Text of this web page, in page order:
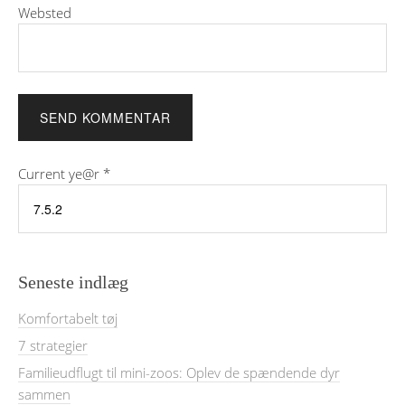
Websted
Current ye@r *
Seneste indlæg
Komfortabelt tøj
7 strategier
Familieudflugt til mini-zoos: Oplev de spændende dyr
sammen